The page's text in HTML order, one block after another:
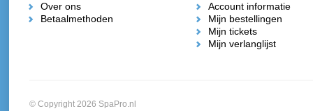
Over ons
Betaalmethoden
Account informatie
Mijn bestellingen
Mijn tickets
Mijn verlanglijst
© Copyright 2026 SpaPro.nl